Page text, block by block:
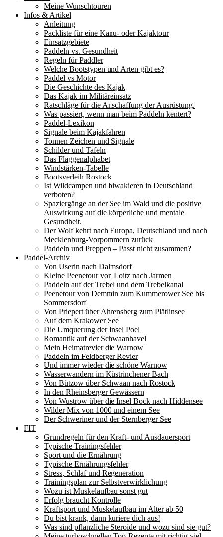
Meine Wunschtouren
Infos & Artikel
Anleitung
Packliste für eine Kanu- oder Kajaktour
Einsatzgebiete
Paddeln vs. Gesundheit
Regeln für Paddler
Welche Bootstypen und Arten gibt es?
Paddel vs Motor
Die Geschichte des Kajak
Das Kajak im Militäreinsatz
Ratschläge für die Anschaffung der Ausrüstung.
Was passiert, wenn man beim Paddeln kentert?
Paddel-Lexikon
Signale beim Kajakfahren
Tonnen Zeichen und Signale
Schilder und Tafeln
Das Flaggenalphabet
Windstärken-Tabelle
Bootsverleih Rostock
Ist Wildcampen und biwakieren in Deutschland
verboten?
Spaziergänge an der See im Wald und die positive
Auswirkung auf die körperliche und mentale
Gesundheit.
Der Wolf kehrt nach Europa, Deutschland und nach
Mecklenburg-Vorpommern zurück
Paddeln und Preppen – Passt nicht zusammen?
Paddel-Archiv
Von Userin nach Dalmsdorf
Kleine Peenetour von Loitz nach Jarmen
Paddeln auf der Trebel und dem Trebelkanal
Peenetour von Demmin zum Kummerower See bis
Sommersdorf
Von Priepert über Ahrensberg zum Plätlinsee
Auf dem Krakower See
Die Umquerung der Insel Poel
Romantik auf der Schwaanhavel
Mein Heimatrevier die Warnow
Paddeln im Feldberger Revier
Und immer wieder die schöne Warnow
Wasserwandern im Küstrinchener Bach
Von Bützow über Schwaan nach Rostock
In den Rheinsberger Gewässern
Von Wustrow über die Insel Bock nach Hiddensee
Wilder Mix von 1000 und einem See
Der Schweriner und der Sternberger See
FIT
Grundregeln für den Kraft- und Ausdauersport
Typische Trainingsfehler
Sport und die Ernährung
Typische Ernährungsfehler
Stress, Schlaf und Regeneration
Trainingsplan zur Selbstverwirklichung
Wozu ist Muskelaufbau sonst gut
Erfolg braucht Kontrolle
Kraftsport und Muskelaufbau im Alter ab 50
Du bist krank, dann kuriere dich aus!
Was sind pflanzliche Steroide und wozu sind sie gut?